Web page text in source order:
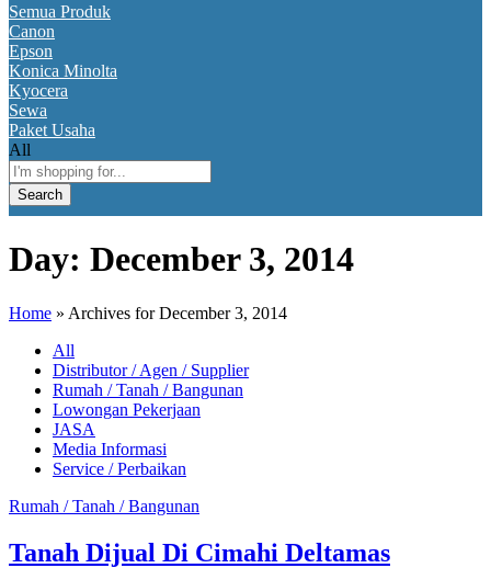
Semua Produk
Canon
Epson
Konica Minolta
Kyocera
Sewa
Paket Usaha
All
Search
Day: December 3, 2014
Home » Archives for December 3, 2014
All
Distributor / Agen / Supplier
Rumah / Tanah / Bangunan
Lowongan Pekerjaan
JASA
Media Informasi
Service / Perbaikan
Rumah / Tanah / Bangunan
Tanah Dijual Di Cimahi Deltamas